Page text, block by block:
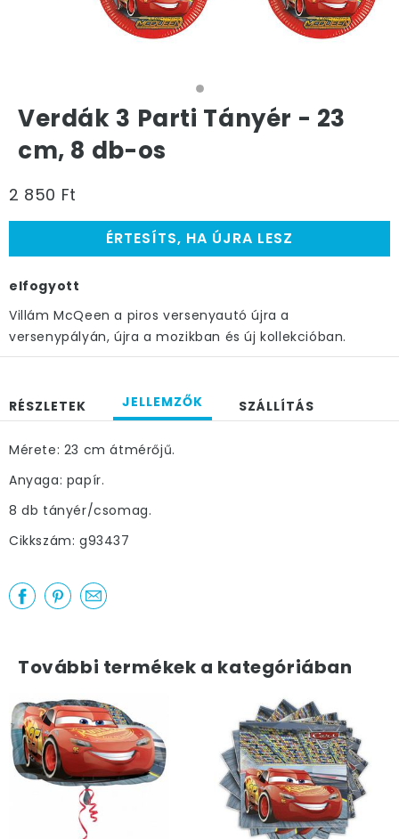
Verdák 3 Parti Tányér - 23
cm, 8 db-os
2 850 Ft
ÉRTESÍTS, HA ÚJRA LESZ
elfogyott
Villám McQeen a piros versenyautó újra a
versenypályán, újra a mozikban és új kollekcióban.
RÉSZLETEK JELLEMZŐK SZÁLLÍTÁS
Mérete: 23 cm átmérőjű.
Anyaga: papír.
8 db tányér/csomag.
Cikkszám: g93437
További termékek a kategóriában